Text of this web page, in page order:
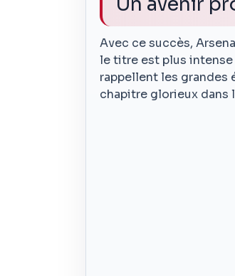
Avec ce succès,
le titre est plus intense
rappellent les grandes
chapitre glorieux dans